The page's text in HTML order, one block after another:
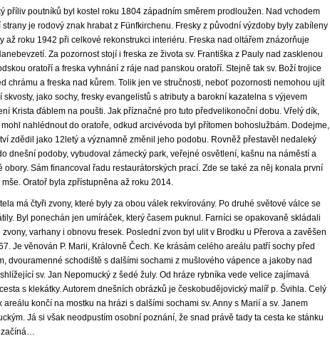
příliv poutníků byl kostel roku 1804 západním směrem prodloužen. Nad vchodem
strany je rodový znak hrabat z Fünfkirchenu. Fresky z původní výzdoby byly zabíleny
až roku 1942 při celkové rekonstrukci interiéru. Freska nad oltářem znázorňuje
Za pozornost stojí i freska ze života sv. Františka z Pauly nad zasklenou
oratoří a freska vyhnání z ráje nad panskou oratoří. Stejně tak sv. Boží trojice
chrámu a freska nad kůrem. Tolik jen ve stručnosti, neboť pozornosti nemohou ujít
skvosty, jako sochy, fresky evangelistů s atributy a barokní kazatelna s výjevem
Krista ďáblem na poušti. Jak příznačné pro tuto předvelikonoční dobu. Vřelý dík,
nahlédnout do oratoře, odkud arcivévoda byl přítomen bohoslužbám. Dodejme,
zdědil jako 12letý a významně změnil jeho podobu. Rovněž přestavěl nedaleký
dnešní podoby, vybudoval zámecký park, veřejné osvětlení, kašnu na náměstí a
obory. Sám financoval řadu restaurátorských prací. Zde se také za něj konala první
Oratoř byla zpřístupněna až roku 2014.
má čtyři zvony, které byly za obou válek rekvírovány. Po druhé světové válce se
Byl ponechán jen umíráček, který časem puknul. Farníci se opakovaně skládali
zvony, varhany i obnovu fresek. Poslední zvon byl ulit v Brodku u Přerova a zavěšen
Je věnován P. Marii, Královně Čech. Ke krásám celého areálu patří sochy před
dvouramenné schodiště s dalšími sochami z mušlového vápence a jakoby nad
sv. Jan Nepomucký z šedé žuly. Od hráze rybníka vede velice zajímavá
s klekátky. Autorem dnešních obrázků je českobudějovický malíř p. Švihla. Celý
areálu končí na mostku na hrázi s dalšími sochami sv. Anny s Marií a sv. Janem
Já si však neodpustím osobní poznání, že snad právě tady ta cesta ke stánku
začíná…